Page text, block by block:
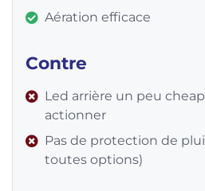
Aération efficace
Contre
Led arrière un peu
actionner
Pas de protection de
toutes options)